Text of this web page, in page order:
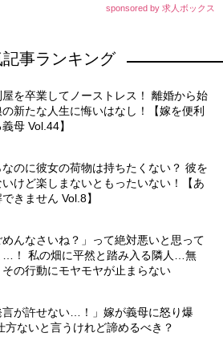
sponsored by 求人ボックス
記事ランキング
を卒業してノーストレス！ 離婚から始
の新たな人生に悔いはなし！【嫁を便利
母 Vol.44】
のに彼女の荷物は持ちたくない？ 彼を
けど楽しまないともったいない！【あ
きません Vol.8】
めんなさいね？」って絶対悪いと思って
…！ 私の畑に平然と踏み入る隣人…無
の行動にモヤモヤが止まらない
言が許せない…！」嫁が義母に怒り爆
方ないと言うけれど諦めるべき？